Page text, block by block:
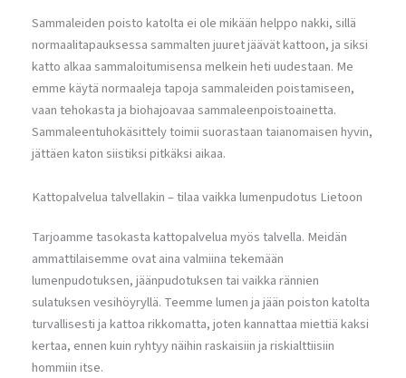
Sammaleiden poisto katolta ei ole mikään helppo nakki, sillä
normaalitapauksessa sammalten juuret jäävät kattoon, ja siksi
katto alkaa sammaloitumisensa melkein heti uudestaan. Me
emme käytä normaaleja tapoja sammaleiden poistamiseen,
vaan tehokasta ja biohajoavaa sammaleenpoistoainetta.
Sammaleentuhokäsittely toimii suorastaan taianomaisen hyvin,
jättäen katon siistiksi pitkäksi aikaa.
Kattopalvelua talvellakin – tilaa vaikka lumenpudotus Lietoon
Tarjoamme tasokasta kattopalvelua myös talvella. Meidän
ammattilaisemme ovat aina valmiina tekemään
lumenpudotuksen, jäänpudotuksen tai vaikka rännien
sulatuksen vesihöyryllä. Teemme lumen ja jään poiston katolta
turvallisesti ja kattoa rikkomatta, joten kannattaa miettiä kaksi
kertaa, ennen kuin ryhtyy näihin raskaisiin ja riskialttiisiin
hommiin itse.